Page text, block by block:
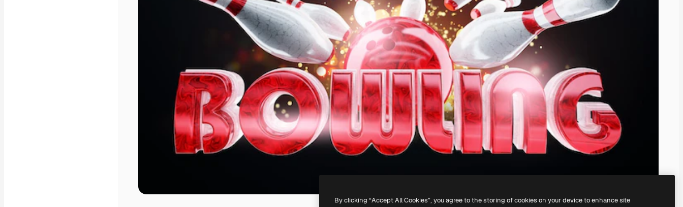
By clicking “Accept All Cookies”, you agree to the storing of cookies on your device to enhance site